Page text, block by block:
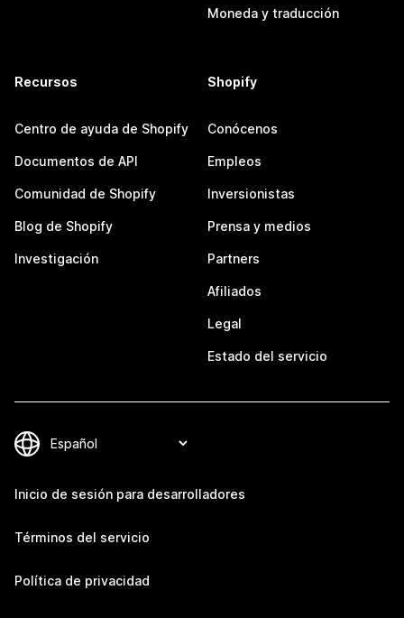
Moneda y traducción
Recursos
Centro de ayuda de Shopify
Documentos de API
Comunidad de Shopify
Blog de Shopify
Investigación
Shopify
Conócenos
Empleos
Inversionistas
Prensa y medios
Partners
Afiliados
Legal
Estado del servicio
Inicio de sesión para desarrolladores
Términos del servicio
Política de privacidad